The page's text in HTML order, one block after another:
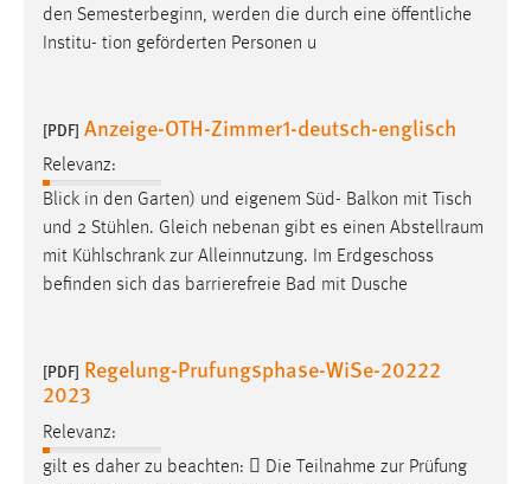
den Semesterbeginn, werden die durch eine öffentliche
Institu- tion geförderten Personen u
[PDF] Anzeige-OTH-Zimmer1-deutsch-englisch
Relevanz:
Blick in den Garten) und eigenem Süd- Balkon mit Tisch
und 2 Stühlen. Gleich nebenan gibt es einen Abstellraum
mit Kühlschrank zur Alleinnutzung. Im Erdgeschoss
befinden sich das barrierefreie Bad mit Dusche
[PDF] Regelung-Prufungsphase-WiSe-20222
2023
Relevanz:
gilt es daher zu beachten:  Die Teilnahme zur Prüfung